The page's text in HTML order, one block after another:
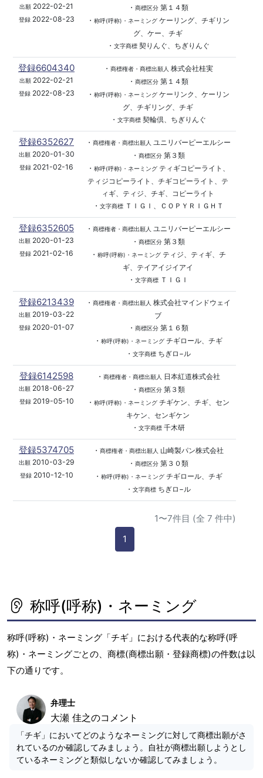
出願 2022-02-21
登録2022-08-23
・ 商標区分第１４類
・ 称呼(呼称)・ネーミングケーリング、チギリン
グ、ケー、チギ
・ 文字商標契りんぐ、ちぎりんぐ
登録6604340
出願 2022-02-21
登録2022-08-23
・ 商標権者・商標出願人 株式会社桂実
・ 商標区分第１４類
・ 称呼(呼称)・ネーミングケーリンク、ケーリン
グ、チギリング、チギ
・ 文字商標契輪倶、ちぎりんぐ
登録6352627
出願2020-01-30
登録 2021-02-16
・ 商標権者・商標出願人 ユニリバーピーエルシー
・ 商標区分第３類
・ 称呼(呼称)・ネーミングティギコピーライト、
ティジコピーライト、チギコピーライト、テ
ィギ、ティジ、チギ、コピーライト
・ 文字商標ＴＩＧＩ、ＣＯＰＹＲＩＧＨＴ
登録6352605
出願 2020-01-23
登録 2021-02-16
・ 商標権者・商標出願人 ユニリバーピーエルシー
・ 商標区分第３類
・ 称呼(呼称)・ネーミングティジ、ティギ、チ
ギ、テイアイジイアイ
・ 文字商標ＴＩＧＩ
登録6213439
出願 2019-03-22
登録 2020-01-07
・ 商標権者・商標出願人 株式会社マインドウェイ
ブ
・ 商標区分第１６類
・ 称呼(呼称)・ネーミングチギロール、チギ
・ 文字商標ちぎロ−ル
登録6142598
出願 2018-06-27
登録2019-05-10
・ 商標権者・商標出願人
日本紅道株式会社
・ 商標区分第３類
・ 称呼(呼称)・ネーミングチギケン、チギ、セン
キケン、センギケン
・ 文字商標千木研
登録5374705
出願2010-03-29
登録2010-12-10
・ 商標権者・商標出願人
山崎製パン株式会社
・ 商標区分第３０類
・ 称呼(呼称)・ネーミングチギロール、チギ
・ 文字商標ちぎロ−ル
1〜7件目 (全 7 件中)
1
称呼(呼称)・ネーミング
称呼(呼称)・ネーミング「チギ」における代表的な称呼(呼
称)・ネーミングごとの、商標(商標出願・登録商標)の件数は以
下の通りです。
弁理士
大瀬 佳之のコメント
「チギ」においてどのようなネーミングに対して商標出願がさ
れているのか確認してみましょう。自社が商標出願しようとし
ているネーミングと類似しないか確認してみましょう。